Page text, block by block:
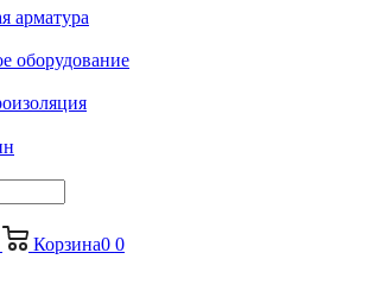
арматура
оборудование
Корзина0 0